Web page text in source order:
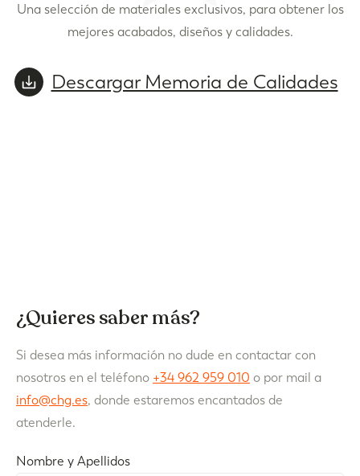
Una selección de materiales exclusivos, para obtener los
mejores acabados, diseños y calidades.
Descargar Memoria de Calidades
¿Quieres saber más?
Si desea más información no dude en contactar con
nosotros en el teléfono +34 962 959 010 o por mail a
info@chg.es, donde estaremos encantados de
atenderle.
Nombre y Apellidos